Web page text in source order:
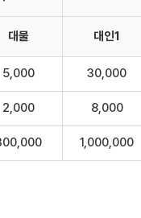
대물 대인1
5,000 30,000
2,000 8,000
1,000,000